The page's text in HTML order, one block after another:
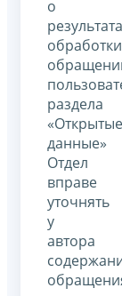
о
обработки
раздела
«Открытые
данные»
Отдел
вправе
уточнять
у
автора